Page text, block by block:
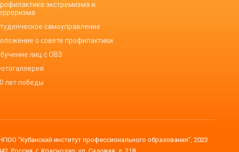
экстремизма и
самоуправление
о совете профилактики
лиц с ОВЗ
лет победы
“Кубанский институт профессионального образования”, 2023